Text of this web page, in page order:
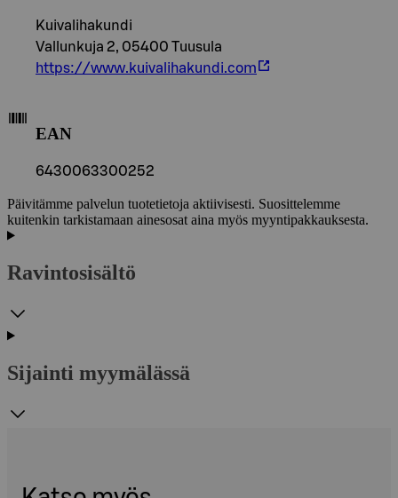
Kuivalihakundi
Vallunkuja 2, 05400 Tuusula
https://www.kuivalihakundi.com
EAN
6430063300252
Päivitämme palvelun tuotetietoja aktiivisesti. Suosittelemme
kuitenkin tarkistamaan ainesosat aina myös myyntipakkauksesta.
Ravintosisältö
Sijainti myymälässä